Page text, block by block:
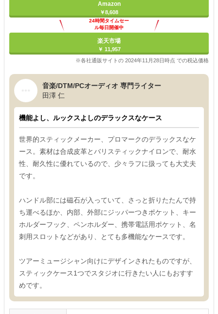
Amazon
￥8,608
24時間タイムセー
ル毎日開催中
楽天市場
￥ 11,957
※各社通販サイトの 2024年11月28日時点 での税込価格
音楽/DTM/PCオーディオ 専門ライター
田澤 仁
機能よし、ルックスよしのデラックスなケース
世界的スティックメーカー、プロマークのデラックスなケ
ース。素材は合成皮革とバリスティックナイロンで、耐水
性、耐久性に優れているので、少々ラフに扱っても大丈夫
です。
ハンドル部には磁石が入っていて、さっと折りたたんで持
ち運べるほか、内部、外部にジッパーつきポケット、キー
ホルダーフック、ペンホルダー、携帯電話用ポケット、名
刺用スロットなどがあり、とても多機能なケースです。
ツアーミュージシャン向けにデザインされたものですが、
スティックケース1つでスタジオに行きたい人にもおすす
めです。